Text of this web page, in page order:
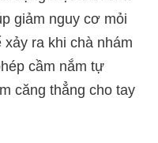
giảm nguy cơ mỏi
ra khi chà nhám
cầm nắm tự
căng thẳng cho tay